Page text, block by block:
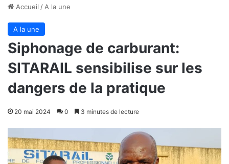
Accueil / A la une
A la une
Siphonage de carburant:
SITARAIL sensibilise sur les
dangers de la pratique
20 mai 2024 0 3 minutes de lecture